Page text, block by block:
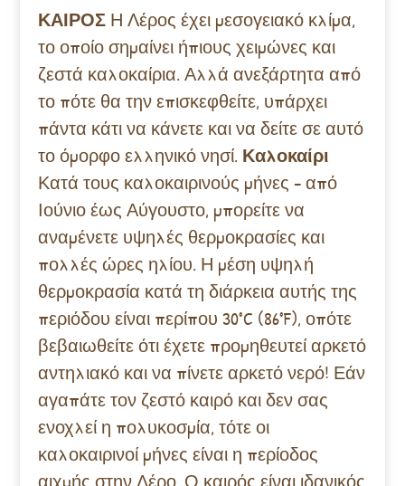
ΚΑΙΡΟΣ Η Λέρος έχει μεσογειακό κλίμα,
το οποίο σημαίνει ήπιους χειμώνες και
ζεστά καλοκαίρια. Αλλά ανεξάρτητα από
το πότε θα την επισκεφθείτε, υπάρχει
πάντα κάτι να κάνετε και να δείτε σε αυτό
το όμορφο ελληνικό νησί. Καλοκαίρι
Κατά τους καλοκαιρινούς μήνες – από
Ιούνιο έως Αύγουστο, μπορείτε να
αναμένετε υψηλές θερμοκρασίες και
πολλές ώρες ηλίου. Η μέση υψηλή
θερμοκρασία κατά τη διάρκεια αυτής της
περιόδου είναι περίπου 30°C (86°F), οπότε
βεβαιωθείτε ότι έχετε προμηθευτεί αρκετό
αντηλιακό και να πίνετε αρκετό νερό! Εάν
αγαπάτε τον ζεστό καιρό και δεν σας
ενοχλεί η πολυκοσμία, τότε οι
καλοκαιρινοί μήνες είναι η περίοδος
αιχμής στην Λέρο. Ο καιρός είναι ιδανικός